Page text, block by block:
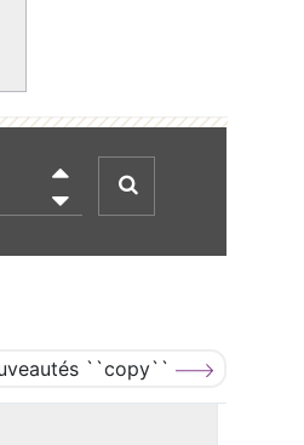

``copy``